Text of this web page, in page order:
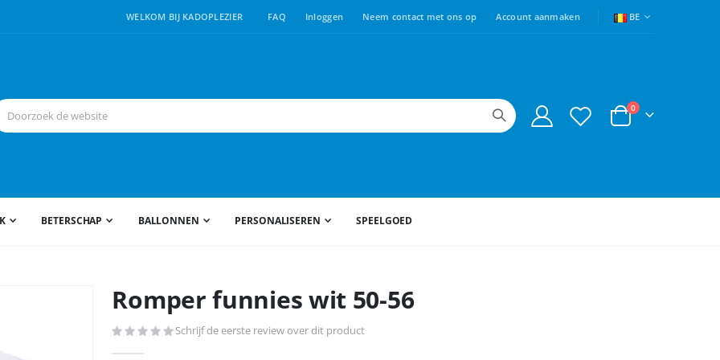
WELKOM BIJ KADOPLEZIER FAQ Inloggen Neem contact met ons op Account aanmaken TAAL BE
Cart
0producten
BETERSCHAP BALLONNEN PERSONALISEREN SPEELGOED
Romper funnies wit 50-56
Schrijf de eerste review over dit product